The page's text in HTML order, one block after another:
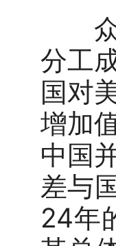
众
分工
国对
增加
中国
差与
24年